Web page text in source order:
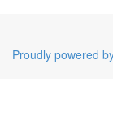
Proudly powered